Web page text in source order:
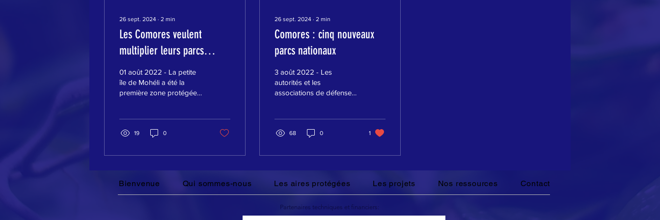
26 sept. 2024 ∙ 2 min
Les Comores veulent
multiplier leurs parcs
nationaux
01 août 2022 - La petite
île de Mohéli a été la
première zone protégée
19 0
26 sept. 2024 ∙ 2 min
Comores : cinq nouveaux
parcs nationaux
3 août 2022 - Les
autorités et les
associations de défense
nationaux....
68 0 1
Bienvenue Qui sommes-nous Les aires protégées Les projets Nos ressources Contact
Partenaires techniques et financiers: